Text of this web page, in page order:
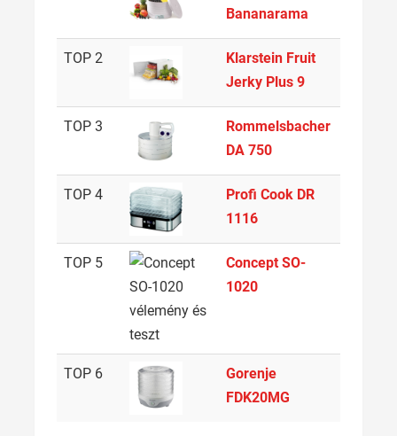
Bananarama
TOP 2
Klarstein Fruit
Jerky Plus 9
TOP 3
Rommelsbacher
DA 750
TOP 4
Profi Cook DR
1116
TOP 5
Concept SO-
1020
TOP 6
Gorenje
FDK20MG